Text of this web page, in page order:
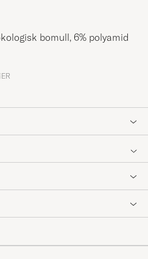
bomull, 6% polyamid
in shoe.
CAREOFCARL.FI